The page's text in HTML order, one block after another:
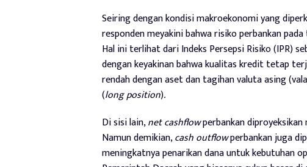
Seiring dengan kondisi makroekonomi yang
responden meyakini bahwa risiko perbankan
Hal ini terlihat dari Indeks Persepsi Risiko (IPR)
dengan keyakinan bahwa kualitas kredit tetap
rendah dengan aset dan tagihan valuta asing
(long position).
Di sisi lain,net cashflowperbankan diproyeksikan
Namun demikian,cash outflowperbankan juga
meningkatnya penarikan dana untuk kebutuhan